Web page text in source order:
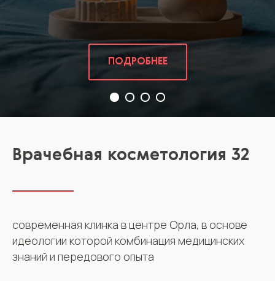
Скидки и специальные предложения
ПОДРОБНЕЕ
Врачебная косметология 32
современная клинка в центре Орла, в основе
идеологии которой комбинация медицинских
знаний и передового опыта